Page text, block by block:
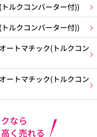
ルクコンバーター付))
ルクコンバーター付))
ートマチック(トルクコン
ートマチック(トルクコン
なら
く売れる